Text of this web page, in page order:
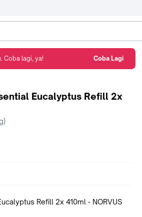
Eucalyptus Refill 2x
Refill 2x 410ml - NORVUS
Coba lagi, ya! Coba Lagi